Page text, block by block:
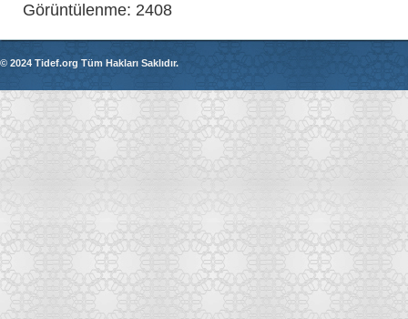
Görüntülenme: 2408
© 2024 Tidef.org Tüm Hakları Saklıdır.